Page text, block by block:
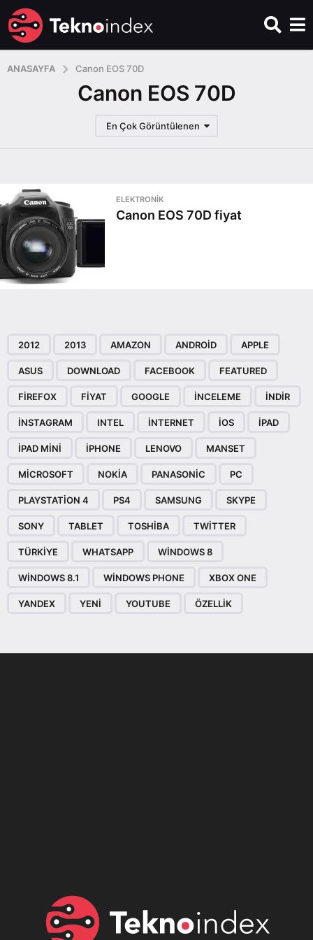
ANASAYFA Canon EOS 70D
Canon EOS 70D
En Çok Görüntülenen
ELEKTRONIK
Canon EOS 70D fiyat
2012 2013 AMAZON ANDROID APPLE
ASUS DOWNLOAD FACEBOOK FEATURED
FIREFOX FIYAT GOOGLE INCELEME INDIR
INSTAGRAM INTEL INTERNET IOS IPAD
IPAD MINI IPHONE LENOVO MANSET
MICROSOFT NOKIA PANASONIC PC
PLAYSTATION 4 PS4 SAMSUNG SKYPE
SONY TABLET TOSHIBA TWITTER
TÜRKIYE WHATSAPP WINDOWS 8
WINDOWS 8.1 WINDOWS PHONE XBOX ONE
YANDEX YENI YOUTUBE ÖZELLIK